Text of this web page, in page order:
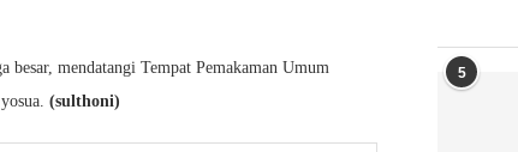
besar, mendatangi Tempat Pemakaman Umum
(sulthoni)
5